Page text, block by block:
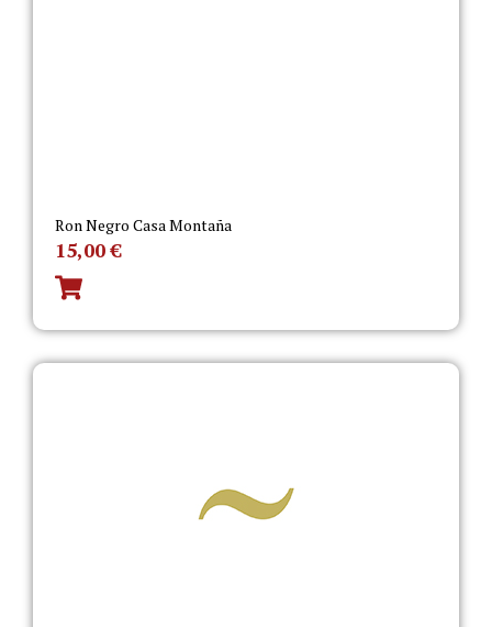
Ron Negro Casa Montaña
15,00€